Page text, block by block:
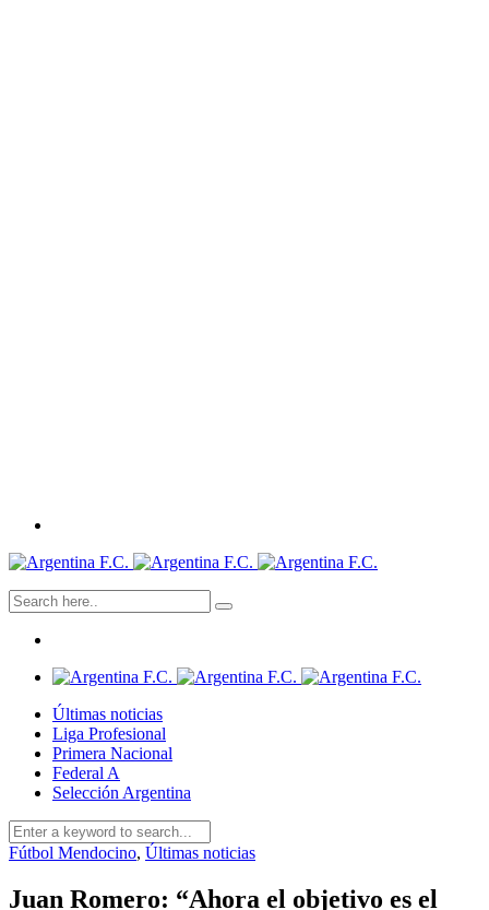
Últimas noticias
Liga Profesional
Primera Nacional
Federal A
Selección Argentina
Fútbol Mendocino, Últimas noticias
Juan Romero: “Ahora el objetivo es el